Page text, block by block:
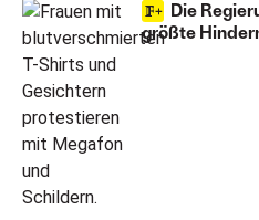
Die
größte